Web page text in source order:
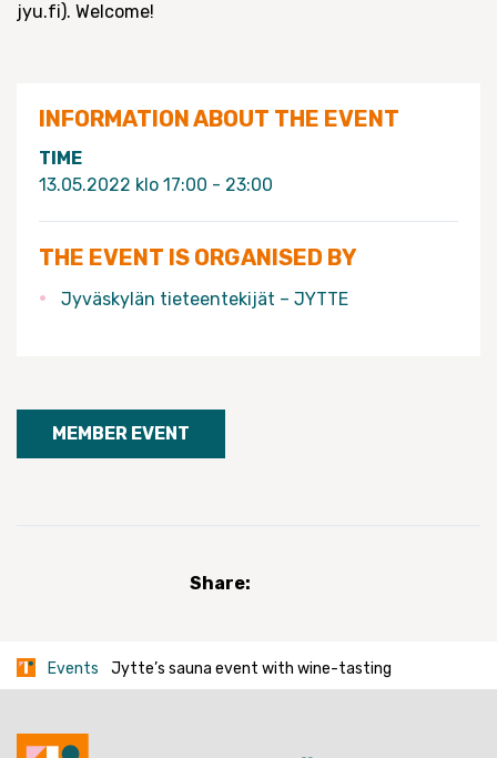
jyu.fi). Welcome!
INFORMATION ABOUT THE EVENT
TIME
13.05.2022 klo 17:00 - 23:00
THE EVENT IS ORGANISED BY
Jyväskylän tieteentekijät – JYTTE
MEMBER EVENT
Share:
Events Jytte’s sauna event with wine-tasting